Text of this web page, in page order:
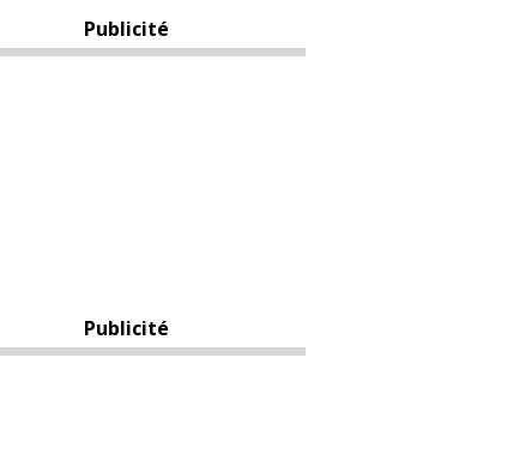
Publicité
Publicité